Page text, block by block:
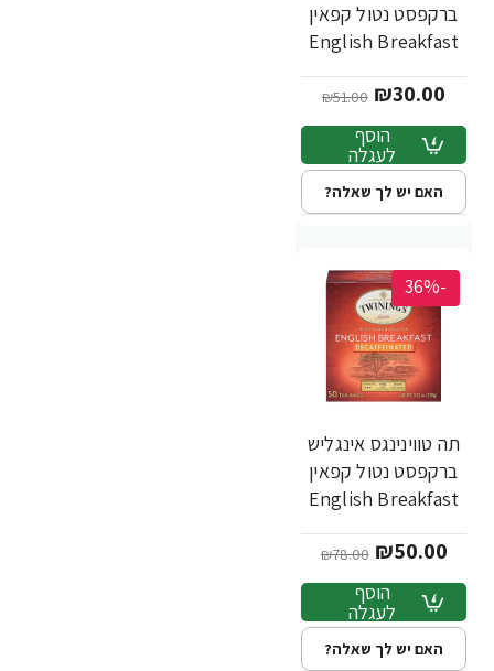
ברקפסט נטול קפאין
English Breakfast
מבית Twinings
₪30.00
₪51.00
הוסף
לעגלה
האם יש לך שאלה?
-36%
תה טווינינגס אינגליש
ברקפסט נטול קפאין
English Breakfast
מבית Twinings
₪50.00
₪78.00
הוסף
לעגלה
האם יש לך שאלה?